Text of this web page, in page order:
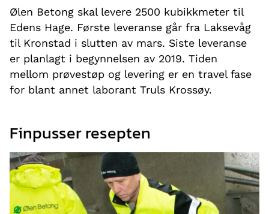
Ølen Betong skal levere 2500 kubikkmeter til
Edens Hage. Første leveranse går fra Laksevåg
til Kronstad i slutten av mars. Siste leveranse
er planlagt i begynnelsen av 2019. Tiden
mellom prøvestøp og levering er en travel fase
for blant annet laborant Truls Krossøy.
Finpusser resepten